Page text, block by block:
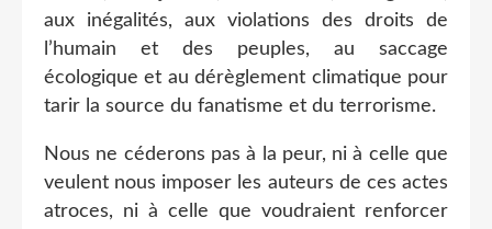
aux inégalités, aux violations des droits de
l’humain et des peuples, au saccage
écologique et au dérèglement climatique pour
tarir la source du fanatisme et du terrorisme.
Nous ne céderons pas à la peur, ni à celle que
veulent nous imposer les auteurs de ces actes
atroces, ni à celle que voudraient renforcer